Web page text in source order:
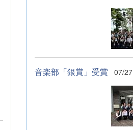
音楽部「銀賞」受賞 07/27